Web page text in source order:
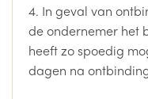
4. In geval van
de ondernemer het
heeft zo spoedig
dagen na